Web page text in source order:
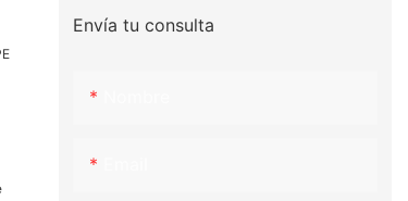
Envía tu consulta